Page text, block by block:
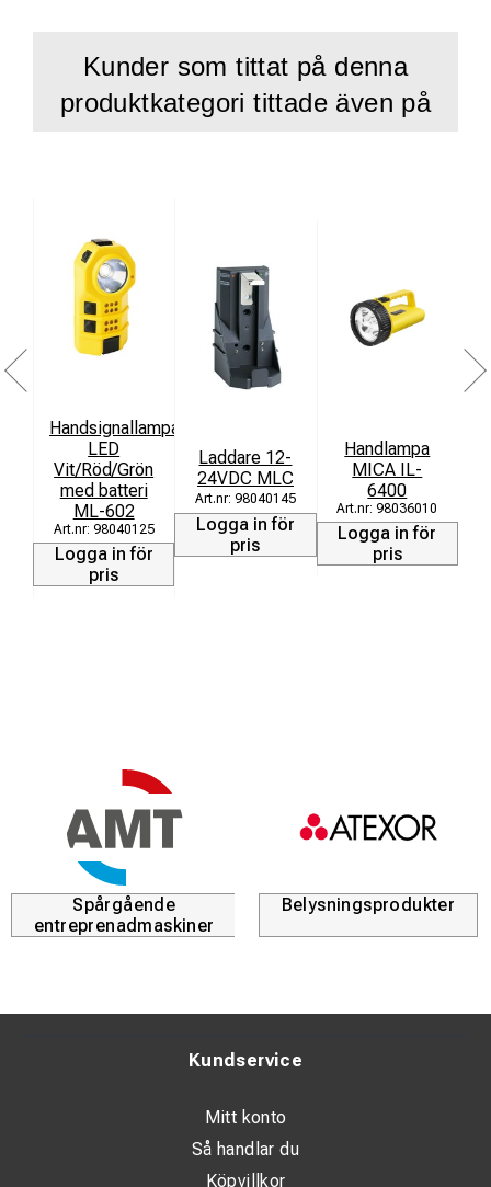
Kunder som tittat på denna
produktkategori tittade även på
Handsignallampa
LED
Vit/Röd/Grön
med batteri
ML-602
98040125
Logga in för
pris
Laddare 12-
24VDC MLC
98040145
Logga in för
pris
Handlampa
MICA IL-
6400
98036010
Logga in för
pris
Spårgående
entreprenadmaskiner
Belysningsprodukter
Kundservice
Mitt konto
Så handlar du
Köpvillkor